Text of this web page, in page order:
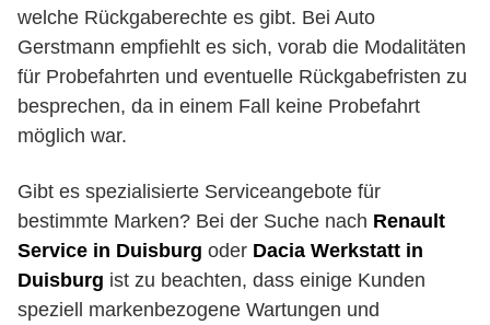
welche Rückgaberechte es gibt. Bei Auto
Gerstmann empfiehlt es sich, vorab die Modalitäten
für Probefahrten und eventuelle Rückgabefristen zu
besprechen, da in einem Fall keine Probefahrt
möglich war.
Gibt es spezialisierte Serviceangebote für
bestimmte Marken? Bei der Suche nach Renault
Service in Duisburg oder Dacia Werkstatt in
Duisburg ist zu beachten, dass einige Kunden
speziell markenbezogene Wartungen und